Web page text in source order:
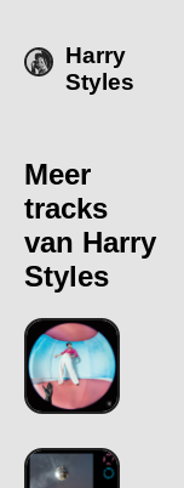
Harry
Styles
Meer
tracks
van Harry
Styles